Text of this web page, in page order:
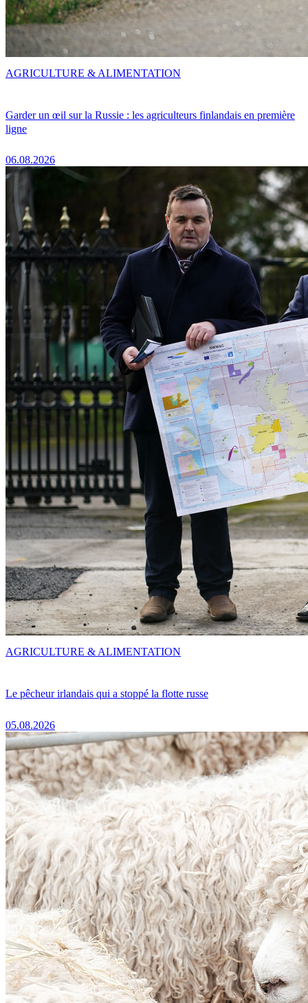
Garder un œil sur la Russie : les agriculteurs finlandais en première
ligne
06.08.2026
AGRICULTURE & ALIMENTATION
Le pêcheur irlandais qui a stoppé la flotte russe
05.08.2026
AGRICULTURE & ALIMENTATION